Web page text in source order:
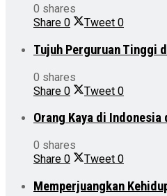
0 shares
Share 0 Tweet 0
Tujuh Perguruan Tinggi
0 shares
Share 0 Tweet 0
Orang Kaya di
0 shares
Share 0 Tweet 0
Memperjuangkan